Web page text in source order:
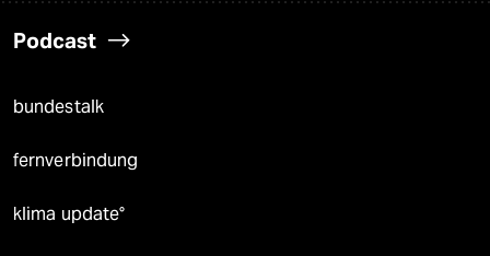
Podcast
bundestalk
fernverbindung
klima update°